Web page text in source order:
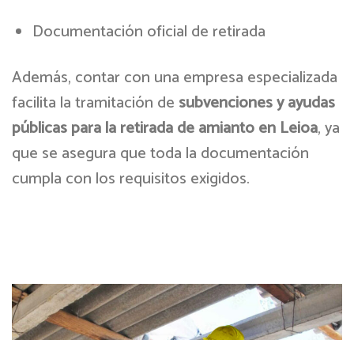
Documentación oficial de retirada
Además, contar con una empresa especializada
facilita la tramitación de subvenciones y ayudas
públicas para la retirada de amianto en Leioa, ya
que se asegura que toda la documentación
cumpla con los requisitos exigidos.